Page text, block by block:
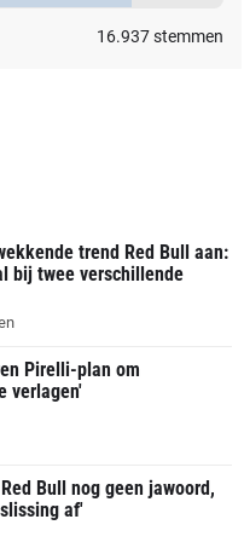
16.937stemmen
trend Red Bull aan:
bij twee verschillende
Pirelli-plan om
verlagen'
Bull nog geen jawoord,
af'